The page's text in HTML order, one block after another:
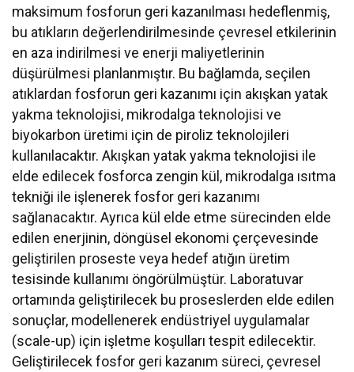
maksimum fosforun geri kazanılması hedeflenmiş,
bu atıkların değerlendirilmesinde çevresel etkilerinin
en aza indirilmesi ve enerji maliyetlerinin
düşürülmesi planlanmıştır. Bu bağlamda, seçilen
atıklardan fosforun geri kazanımı için akışkan yatak
yakma teknolojisi, mikrodalga teknolojisi ve
biyokarbon üretimi için de piroliz teknolojileri
kullanılacaktır. Akışkan yatak yakma teknolojisi ile
elde edilecek fosforca zengin kül, mikrodalga ısıtma
tekniği ile işlenerek fosfor geri kazanımı
sağlanacaktır. Ayrıca kül elde etme sürecinden elde
edilen enerjinin, döngüsel ekonomi çerçevesinde
geliştirilen proseste veya hedef atığın üretim
tesisinde kullanımı öngörülmüştür. Laboratuvar
ortamında geliştirilecek bu proseslerden elde edilen
sonuçlar, modellenerek endüstriyel uygulamalar
(scale-up) için işletme koşulları tespit edilecektir.
Geliştirilecek fosfor geri kazanım süreci, çevresel